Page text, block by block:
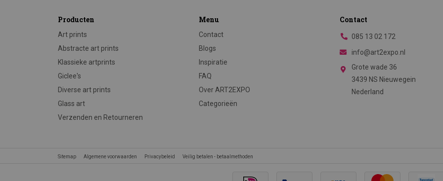
Producten
Art prints
Abstracte art prints
Klassieke artprints
Giclee's
Diverse art prints
Glass art
Verzenden en Retourneren
Menu
Contact
Blogs
Inspiratie
FAQ
Over ART2EXPO
Categorieën
Contact
085 13 02 172
info@art2expo.nl
Grote wade 36
3439 NS Nieuwegein
Nederland
Sitemap Algemene voorwaarden Privacybeleid Veilig betalen - betaalmethoden